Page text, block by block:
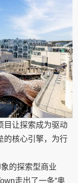
目让探索成为驱动
的核心引擎，为行
的探索型商业
走出了一条“奥